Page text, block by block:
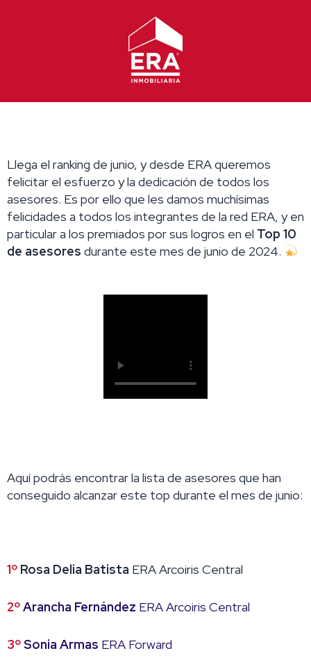
Llega el ranking de junio, y desde ERA queremos
felicitar el esfuerzo y la dedicación de todos los
asesores. Es por ello que les damos muchísimas
felicidades a todos los integrantes de la red ERA, y en
particular a los premiados por sus logros en el Top 10
de asesores durante este mes de junio de 2024.
Aquí podrás encontrar la lista de asesores que han
conseguido alcanzar este top durante el mes de junio:
1º Rosa Delia Batista ERA Arcoiris Central
2ºArancha Fernández ERA Arcoiris Central
3ºSonia Armas ERA Forward